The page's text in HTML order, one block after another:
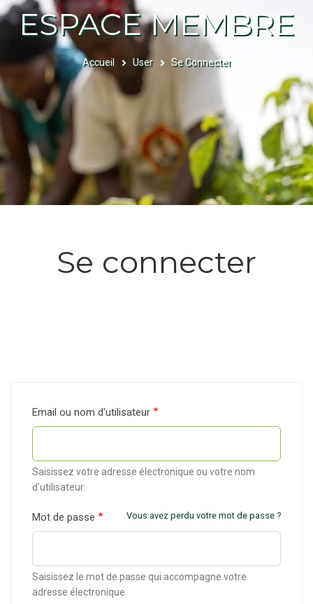
ESPACE MEMBRE
FIL
D'ARIANE
Accueil User Se Connecter
Se connecter
Email ou nom d'utilisateur
Saisissez votre adresse électronique ou votre nom
d'utilisateur.
Mot de passe
Saisissez le mot de passe qui accompagne votre
adresse électronique.
Vous avez perdu votre mot de passe ?